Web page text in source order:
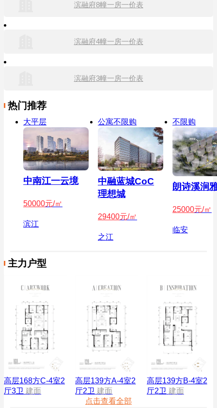
滨融府8幢一房一价表
滨融府4幢一房一价表
滨融府3幢一房一价表
热门推荐
大平层
中南江一云境
50000元/㎡
滨江
公寓不限购
中融蓝城CoC
理想城
29400元/㎡
之江
不限购
朗诗溪涧
25000元/㎡
临安
主力户型
高层168方C-4室2
厅3卫 建面
高层139方A-4室2
厅2卫 建面
高层139方B-4室2
厅2卫 建面
点击查看全部